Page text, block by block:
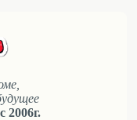
2006г.